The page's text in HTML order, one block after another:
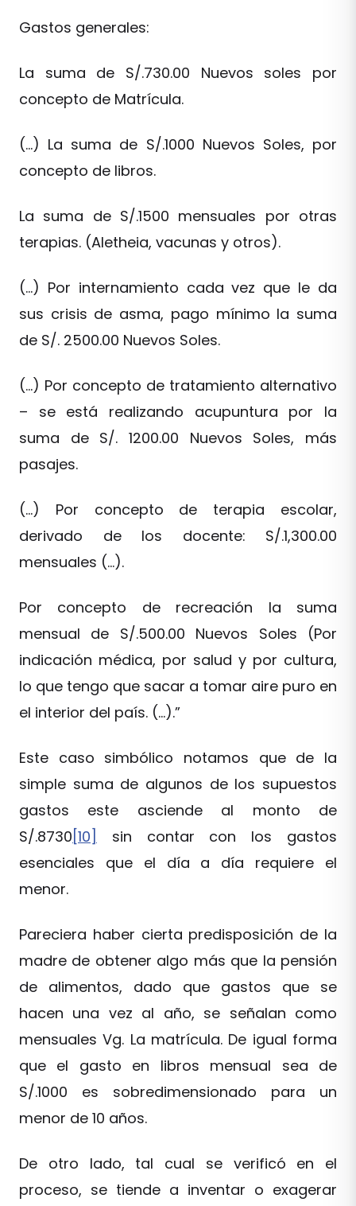
Gastos generales:
La suma de S/.730.00 Nuevos soles por
concepto de Matrícula.
(…) La suma de S/.1000 Nuevos Soles, por
concepto de libros.
La suma de S/.1500 mensuales por otras
terapias. (Aletheia, vacunas y otros).
(…) Por internamiento cada vez que le da
sus crisis de asma, pago mínimo la suma
de S/. 2500.00 Nuevos Soles.
(…) Por concepto de tratamiento alternativo
– se está realizando acupuntura por la
suma de S/. 1200.00 Nuevos Soles, más
pasajes.
(…) Por concepto de terapia escolar,
derivado de los docente: S/.1,300.00
mensuales (…).
Por concepto de recreación la suma
mensual de S/.500.00 Nuevos Soles (Por
indicación médica, por salud y por cultura,
lo que tengo que sacar a tomar aire puro en
el interior del país. (…).”
Este caso simbólico notamos que de la
simple suma de algunos de los supuestos
gastos este asciende al monto de
S/.8730 [10]
sin contar con los gastos
esenciales que el día a día requiere el
menor.
Pareciera haber cierta predisposición de la
madre de obtener algo más que la pensión
de alimentos, dado que gastos que se
hacen una vez al año, se señalan como
mensuales Vg. La matrícula. De igual forma
que el gasto en libros mensual sea de
S/.1000 es sobredimensionado para un
menor de 10 años.
De otro lado, tal cual se verificó en el
proceso, se tiende a inventar o exagerar